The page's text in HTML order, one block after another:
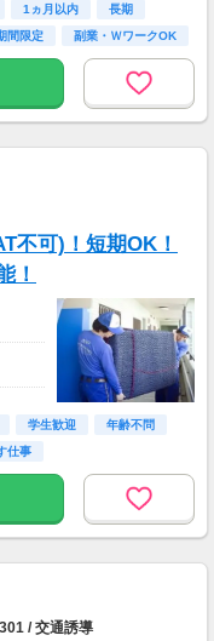
1ヵ月以内
長期
間限定 副業・ＷワークOK
不可)！短期OK！
！
学生歓迎
年齢不問
仕事
/ 交通誘導